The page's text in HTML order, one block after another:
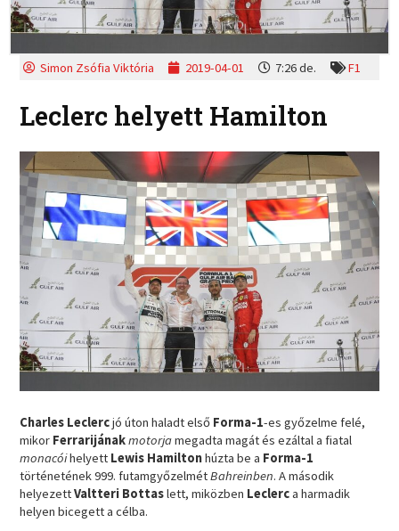
Simon Zsófia Viktória 2019-04-01 7:26 de. F1
Leclerc helyett Hamilton
Charles Leclercjó úton haladt első Forma-1-es győzelme felé,
mikor Ferrarijánakmotorjamegadta magát és ezáltal a fiatal
monacóihelyett Lewis Hamiltonhúzta be a Forma-1
történetének 999. futamgyőzelmétBahreinben. A második
helyezettValtteri Bottaslett, miközben Leclerca harmadik
helyen bicegett a célba.